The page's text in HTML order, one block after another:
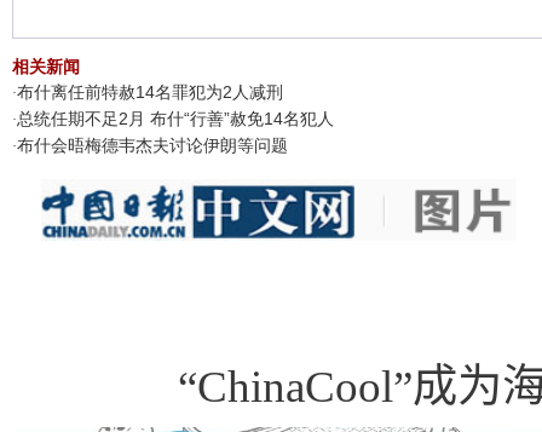
相关新闻
·布什离任前特赦14名罪犯为2人减刑
·总统任期不足2月 布什“行善”赦免14名犯人
·布什会晤梅德韦杰夫讨论伊朗等问题